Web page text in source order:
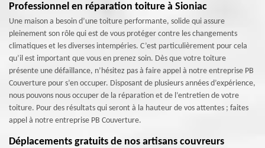
Professionnel en réparation toiture à Sioniac
Une maison a besoin d’une toiture performante, solide qui assure
pleinement son rôle qui est de vous protéger contre les changements
climatiques et les diverses intempéries. C’est particulièrement pour cela
qu’il est important que vous en prenez soin. Dès que votre toiture
présente une défaillance, n’hésitez pas à faire appel à notre entreprise PB
Couverture pour s’en occuper. Disposant de plusieurs années d’expérience,
nous pouvons nous occuper de la réparation et de l’entretien de votre
toiture. Pour des résultats qui seront à la hauteur de vos attentes ; faites
appel à notre entreprise PB Couverture.
Déplacements gratuits de nos artisans couvreurs